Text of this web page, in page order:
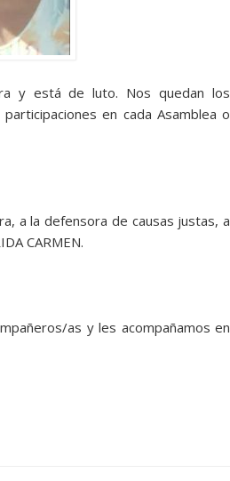
y está de luto. Nos quedan los
en cada Asamblea o
a la defensora de causas justas, a
CARMEN.
as y les acompañamos en